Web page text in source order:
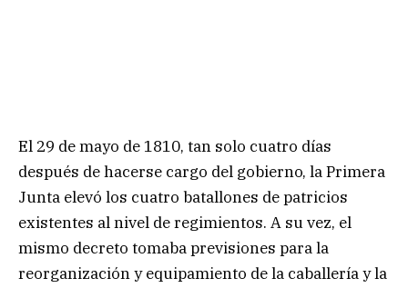
El 29 de mayo de 1810, tan solo cuatro días
después de hacerse cargo del gobierno, la Primera
Junta elevó los cuatro batallones de patricios
existentes al nivel de regimientos. A su vez, el
mismo decreto tomaba previsiones para la
reorganización y equipamiento de la caballería y la